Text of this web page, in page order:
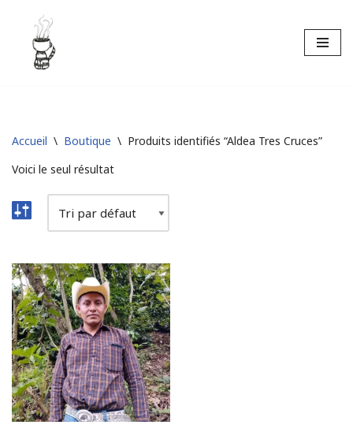
Aller
Accueil \ Boutique \ Produits identifiés “Aldea Tres Cruces”
Voici le seul résultat